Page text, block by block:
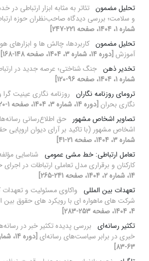
تحلیل مضمون تئاتر به مثابه ابزار ارتباطی
و سلامت؛ بررسی دیدگاه صاحب‌نظران حوزه
شماره 1، 1404، صفحه 221-247]
تحلیل مضمون کاربردها، چالش ‏ها و
آموزش [دوره 14، شماره 3، 1404، صفحه 148-168]
تخدیر ذهن جنگ شناختی؛ عرصه جدید در
شماره 1، 1404، صفحه 96-120]
ترومای روزنامه نگاران روزنامه نگاری عینیت
نگاری بحران [دوره 14، شماره 3، 1404، صفحه 1-20]
تصاویر اشخاص مشهور حق اطلاع‌رسانی
اشخاص مشهور (با تاکید بر آرای دیوان اروپایی
شماره 3، 1404، صفحه 21-41]
تعامل ارتباطی: خط مشی عمومی
شناسایی
کارکنان و برقراری مدل تعاملی ارتباطات در
14، شماره 2، 1404، صفحه 241-265]
تعهدات بین المللی
واکاوی مسئولیت و
شرکت های ماهواره ای با رویکرد های حقوق بین
4، 1404، صفحه 253-283]
تکثیر رسانه‌ای بررسی پدیده تکثیر خبر در
خبری در برابر سیاست‌های رسانه‌ای
63-83]